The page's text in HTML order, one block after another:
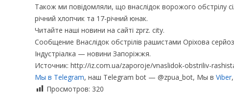
Також ми повідомляли, що внаслідок ворожого обстрілу
річний хлопчик та 17-річний юнак.
Читайте наші новини на сайті zprz. city.
Сообщение Внаслідок обстрілів рашистами Оріхова
Індустріалка — новини Запоріжжя.
Источник: http://iz.com.ua/zaporoje/vnaslidok-obstriliv-
Мы в Telegram, наш Telegram bot — @zpua_bot, Мы в Viber
Просмотров: 320